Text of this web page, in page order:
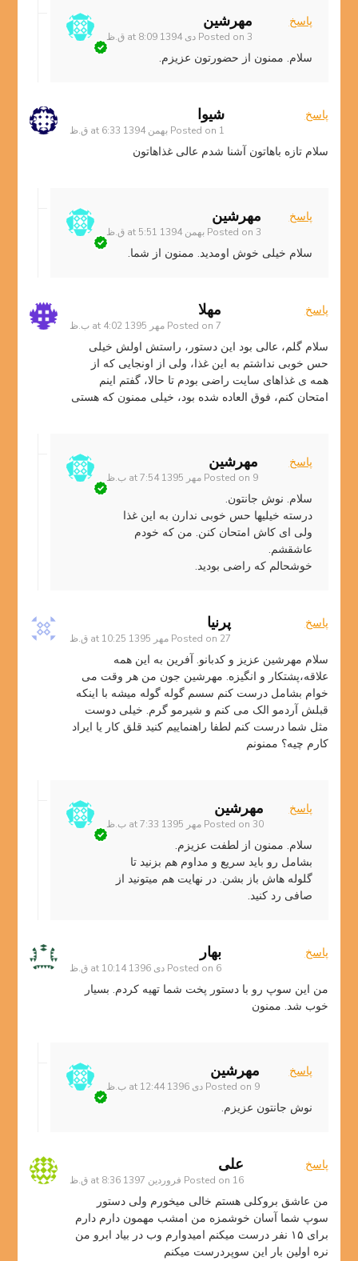
مهرشین
Posted on 3 دی 1394 at 8:09 ق.ظ
پاسخ
سلام. ممنون از حضورتون عزیزم.
شیوا
Posted on 1 بهمن 1394 at 6:33 ق.ظ
پاسخ
سلام تازه باهاتون آشنا شدم عالی غذاهاتون
مهرشین
Posted on 3 بهمن 1394 at 5:51 ق.ظ
پاسخ
سلام خیلی خوش اومدید. ممنون از شما.
مهلا
Posted on7 مهر 1395 at 4:02 ب.ظ
پاسخ
سلام گلم، عالی بود این دستور، راستش اولش خیلی
حس خوبی نداشتم به این غذا، ولی از اونجایی که از
همه ی غذاهای سایت راضی بودم تا حالا، گفتم اینم
امتحان کنم، فوق العاده شده بود، خیلی ممنون که هستی
مهرشین
Posted on 9 مهر 1395 at 7:54 ب.ظ
پاسخ
سلام. نوش جانتون.
درسته خیلیها حس خوبی ندارن به این غذا
ولی ای کاش امتحان کنن. من که خودم
عاشقشم.
خوشحالم که راضی بودید.
پرنیا
Posted on 27 مهر 1395 at 10:25 ق.ظ
پاسخ
سلام مهرشین عزیز و کدبانو. آفرین به این همه
علاقه،پشتکار و انگیزه. مهرشین جون من هر وقت می
خوام بشامل درست کنم سسم گوله گوله میشه با اینکه
قبلش آردمو الک می کنم و شیرمو گرم. خیلی دوست
مثل شما درست کنم لطفا راهنماییم کنید قلق کار یا ایراد
کارم چیه؟ ممنونم
مهرشین
Posted on 30 مهر 1395 at 7:33 ب.ظ
پاسخ
سلام. ممنون از لطفت عزیزم.
بشامل رو باید سریع و مداوم هم بزنید تا
گلوله هاش باز بشن. در نهایت هم میتونید از
صافی رد کنید.
بهار
Posted on 6 دی 1396 at 10:14 ق.ظ
پاسخ
من این سوپ رو با دستور پخت شما تهیه کردم. بسیار
خوب شد. ممنون
مهرشین
Posted on 9 دی 1396 at 12:44 ب.ظ
پاسخ
نوش جانتون عزیزم.
علی
Posted on 16 فروردین 1397 at 8:36 ق.ظ
پاسخ
من عاشق بروکلی هستم خالی میخورم ولی دستور
سوپ شما آسان خوشمزه من امشب مهمون دارم دارم
برای ۱۵ نفر درست میکنم امیدوارم وب در بیاد ابرو من
نره اولین بار این سوپردرست میکنم